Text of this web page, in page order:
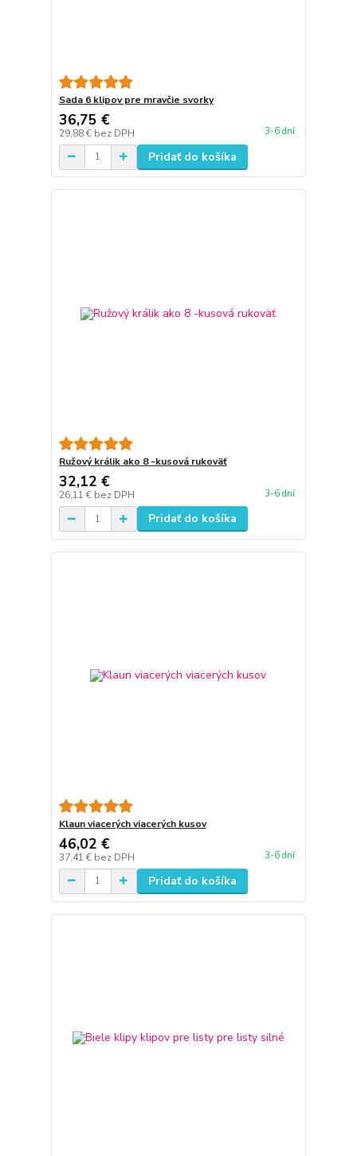
Sada 6 klipov pre mravčie svorky
36,75 €
29,88 € bez DPH 3-6 dní
Pridať do košíka
Ružový králik ako 8 -kusová rukoväť
32,12 €
26,11 € bez DPH 3-6 dní
Pridať do košíka
Klaun viacerých viacerých kusov
46,02 €
37,41 € bez DPH 3-6 dní
Pridať do košíka